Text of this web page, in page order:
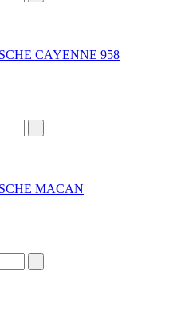
CAYENNE 958
MACAN